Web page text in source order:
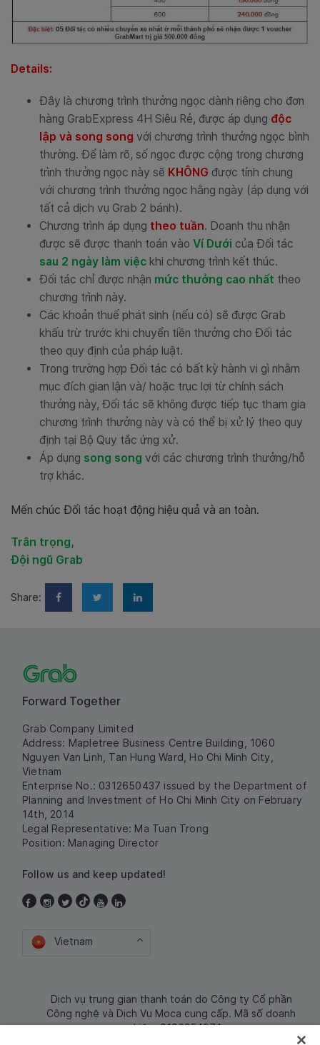
Details:
Đây là chương trình thưởng ngọc dành riêng cho đơn
hàng GrabExpress 4H Siêu Rẻ, được áp dụng độc
lập và song song với chương trình thưởng ngọc bình
thường. Để làm rõ, số ngọc được cộng trong chương
trình thưởng ngọc này sẽ KHÔNG được tính chung
với chương trình thưởng ngọc hằng ngày (áp dụng với
tất cả dịch vụ Grab 2 bánh).
Chương trình áp dụng theo tuần. Doanh thu nhận
được sẽ được thanh toán vào Ví Dưới của Đối tác
sau 2 ngày làm việc khi chương trình kết thúc.
Đối tác chỉ được nhận mức thưởng cao nhất theo
chương trình này.
Các khoản thuế phát sinh (nếu có) sẽ được Grab
khấu trừ trước khi chuyển tiền thưởng cho Đối tác
theo quy định của pháp luật.
Trong trường hợp Đối tác có bất kỳ hành vi gì nhằm
mục đích gian lận và/ hoặc trục lợi từ chính sách
thưởng này, Đối tác sẽ không được tiếp tục tham gia
chương trình thưởng này và có thể bị xử lý theo quy
định tại Bộ Quy tắc ứng xử.
Áp dụng song song với các chương trình thưởng/hỗ
trợ khác.
Mến chúc Đối tác hoạt động hiệu quả và an toàn.
Trân trọng,
Đội ngũ Grab
Share:
Forward Together
Grab Company Limited
Address: Mapletree Business Centre Building, 1060
Nguyen Van Linh, Tan Hung Ward, Ho Chi Minh City,
Vietnam
Enterprise No.: 0312650437 issued by the Department of
Planning and Investment of Ho Chi Minh City on February
14th, 2014
Legal Representative: Ma Tuan Trong
Position: Managing Director
Follow us and keep updated!
Vietnam
Dịch vụ trung gian thanh toán do Công ty Cổ phần
Công nghệ và Dịch Vụ Moca cung cấp. Mã số doanh
nghiệp: 0106254974